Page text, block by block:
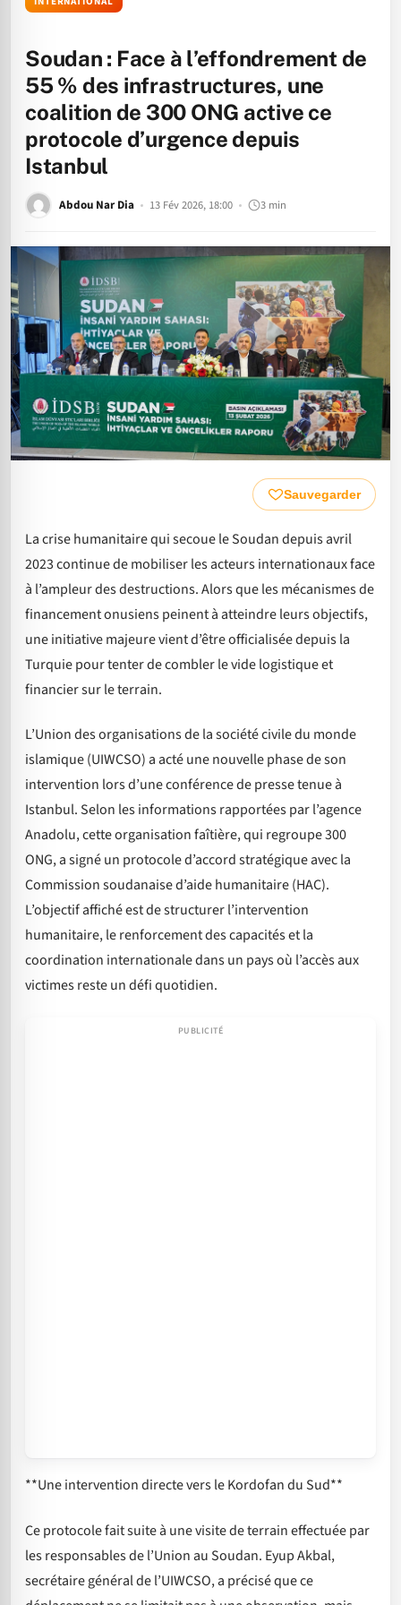
Soudan : Face à l’effondrement de
55 % des infrastructures, une
coalition de 300 ONG active ce
protocole d’urgence depuis
Istanbul
Abdou Nar Dia 13 Fév 2026, 18:00 3 min
Sauvegarder
La crise humanitaire qui secoue le Soudan depuis avril
2023 continue de mobiliser les acteurs internationaux face
à l’ampleur des destructions. Alors que les mécanismes de
financement onusiens peinent à atteindre leurs objectifs,
une initiative majeure vient d’être officialisée depuis la
Turquie pour tenter de combler le vide logistique et
financier sur le terrain.
L’Union des organisations de la société civile du monde
islamique (UIWCSO) a acté une nouvelle phase de son
intervention lors d’une conférence de presse tenue à
Istanbul. Selon les informations rapportées par l’agence
Anadolu, cette organisation faîtière, qui regroupe 300
ONG, a signé un protocole d’accord stratégique avec la
Commission soudanaise d’aide humanitaire (HAC).
L’objectif affiché est de structurer l’intervention
humanitaire, le renforcement des capacités et la
coordination internationale dans un pays où l’accès aux
victimes reste un défi quotidien.
**Une intervention directe vers le Kordofan du Sud**
Ce protocole fait suite à une visite de terrain effectuée par
les responsables de l’Union au Soudan. Eyup Akbal,
secrétaire général de l’UIWCSO, a précisé que ce